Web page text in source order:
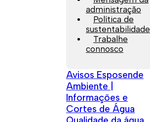
administração
Política de
sustentabilidade
Trabalhe
connosco
Avisos Esposende
Ambiente |
Informações e
Cortes de Água